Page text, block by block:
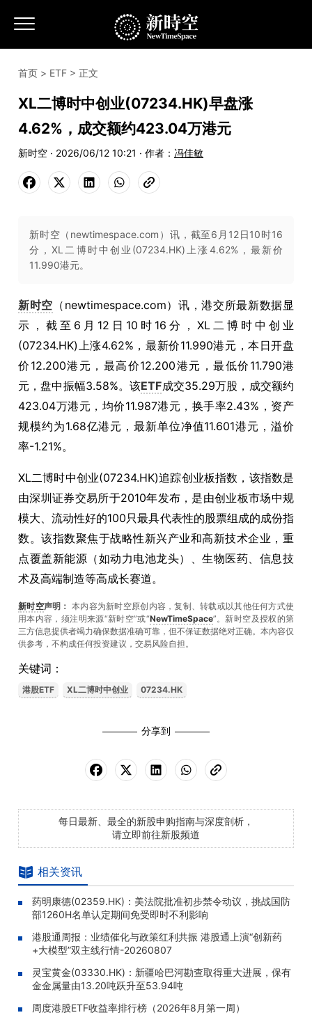
首页 > ETF > 正文
XL二博时中创业(07234.HK)早盘涨
4.62%，成交额约423.04万港元
新时空 · 2026/06/12 10:21 · 作者： 冯佳敏
新时空（newtimespace.com）讯，截至6月12日10时16
分，XL二博时中创业(07234.HK)上涨4.62%，最新价
11.990港元。
新时空 （newtimespace.com）讯，港交所最新数据显
示，截至6月12日10时16分，XL二博时中创业
(07234.HK)上涨4.62%，最新价11.990港元，本日开盘
价12.200港元，最高价12.200港元，最低价11.790港
元，盘中振幅3.58%。该ETF成交35.29万股，成交额约
423.04万港元， 均价11.987港元，换手率2.43%，资产
规模约为1.68亿港元，最新单位净值11.601港元，溢价
率-1.21%。
XL二博时中创业(07234.HK)追踪创业板指数，该指数是
由深圳证券交易所于2010年发布，是由创业板市场中规
模大、流动性好的100只最具代表性的股票组成的成份指
数。该指数聚焦于战略性新兴产业和高新技术企业，重
点覆盖新能源（如动力电池龙头）、生物医药、信息技
术及高端制造等高成长赛道。
新时空声明： 本内容为新时空原创内容，复制、转载或以其他任何方式使
用本内容，须注明来源“新时空”或“NewTimeSpace”。新时空及授权的第
三方信息提供者竭力确保数据准确可靠，但不保证数据绝对正确。本內容仅
供参考，不构成任何投资建议，交易风险自担。
关键词：
港股ETF XL二博时中创业 07234.HK
分享到
每日最新、最全的新股申购指南与深度剖析，
请立即前往新股频道
相关资讯
药明康德(02359.HK)：美法院批准初步禁令动议，挑战国防
部1260H名单认定期间免受即时不利影响
港股通周报：业绩催化与政策红利共振 港股通上演“创新药
+大模型”双主线行情-20260807
灵宝黄金(03330.HK)：新疆哈巴河勘查取得重大进展，保有
金金属量由13.20吨跃升至53.94吨
周度港股ETF收益率排行榜（2026年8月第一周）